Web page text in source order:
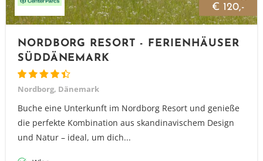
€ 120,-
NORDBORG RESORT - FERIENHÄUSER
SÜDDÄNEMARK
Nordborg, Dänemark
Buche eine Unterkunft im Nordborg Resort und genieße
die perfekte Kombination aus skandinavischem Design
und Natur – ideal, um dich...